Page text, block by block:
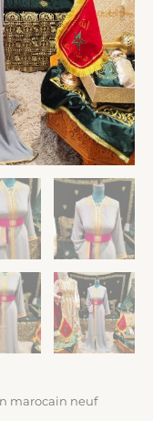
marocain neuf